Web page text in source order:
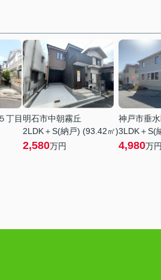
丁目 明石市中朝霧丘
2LDK＋S(納戸) (93.42㎡)
2,580万円
神戸市垂
3LDK＋S(
4,980万円